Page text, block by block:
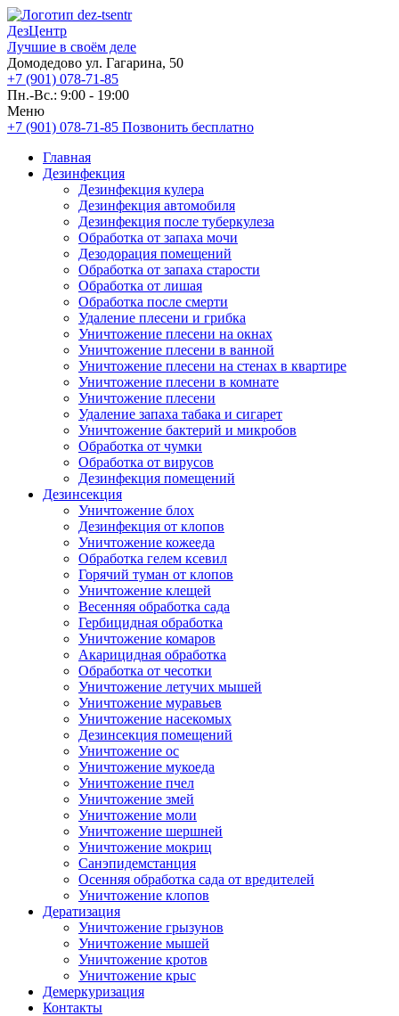
ДезЦентр
Лучшие в своём деле
Домодедово ул. Гагарина, 50
+7 (901) 078-71-85
Пн.-Вс.: 9:00 - 19:00
Меню
+7 (901) 078-71-85 Позвонить бесплатно
Главная
Дезинфекция
Дезинфекция кулера
Дезинфекция автомобиля
Дезинфекция после туберкулеза
Обработка от запаха мочи
Дезодорация помещений
Обработка от запаха старости
Обработка от лишая
Обработка после смерти
Удаление плесени и грибка
Уничтожение плесени на окнах
Уничтожение плесени в ванной
Уничтожение плесени на стенах в квартире
Уничтожение плесени в комнате
Уничтожение плесени
Удаление запаха табака и сигарет
Уничтожение бактерий и микробов
Обработка от чумки
Обработка от вирусов
Дезинфекция помещений
Дезинсекция
Уничтожение блох
Дезинфекция от клопов
Уничтожение кожееда
Обработка гелем ксевил
Горячий туман от клопов
Уничтожение клещей
Весенняя обработка сада
Гербицидная обработка
Уничтожение комаров
Акарицидная обработка
Обработка от чесотки
Уничтожение летучих мышей
Уничтожение муравьев
Уничтожение насекомых
Дезинсекция помещений
Уничтожение ос
Уничтожение мукоеда
Уничтожение пчел
Уничтожение змей
Уничтожение моли
Уничтожение шершней
Уничтожение мокриц
Санэпидемстанция
Осенняя обработка сада от вредителей
Уничтожение клопов
Дератизация
Уничтожение грызунов
Уничтожение мышей
Уничтожение кротов
Уничтожение крыс
Демеркуризация
Контакты